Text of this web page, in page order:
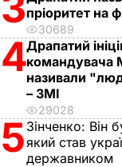
пріоритет на
30689
4Драпатий
командувача
називали
– ЗМІ
29028
5 Зінченко: Він
який став
державником